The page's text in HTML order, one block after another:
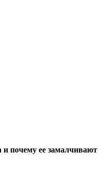
и почему ее замалчивают